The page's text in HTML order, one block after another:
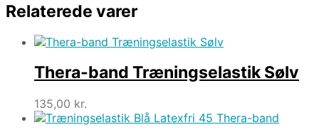
Relaterede varer
Thera-band Træningselastik Sølv
135,00 kr.